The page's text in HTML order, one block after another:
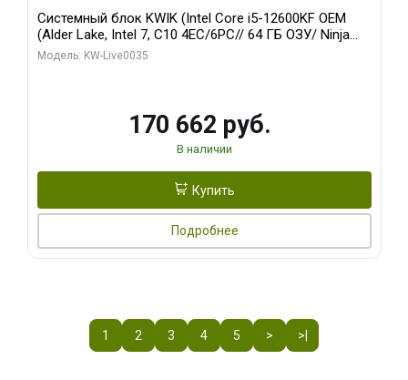
Системный блок KWIK (Intel Core i5-12600KF OEM
(Alder Lake, Intel 7, C10 4EC/6PC// 64 ГБ ОЗУ/ Ninja
Sinotex GTX1650 4GB 128bit GDDR6 DVI DP HDMI 2/
Модель: KW-Live0035
170 662 руб.
В наличии
Купить
Подробнее
1 2 3 4 5 > >|